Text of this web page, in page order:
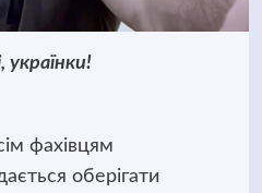
українки!
фахівцям
оберігати